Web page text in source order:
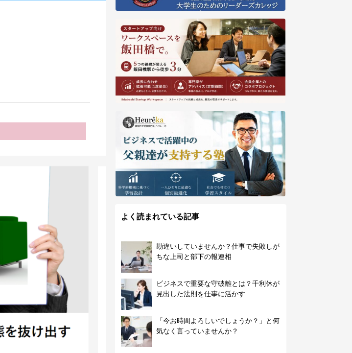
よく読まれている記事
勘違いしていませんか？仕事で失敗しが
ちな上司と部下の報連相
ビジネスで重要な守破離とは？千利休が
見出した法則を仕事に活かす
「今お時間よろしいでしょうか？」と何
気なく言っていませんか？